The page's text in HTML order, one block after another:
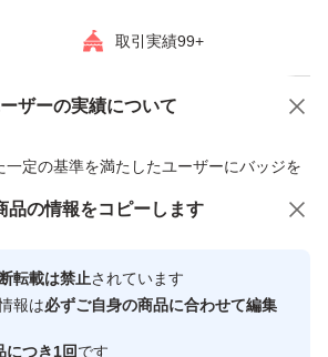
・チョコレート菓子
取引実績99+
ザーの実績について
一定の基準を満たしたユーザーにバッジを
心・安全なユーザーです
商品への質問
品の情報をコピーします
転載は禁止されています
報は必ずご自身の商品に合わせて編集
につき1回です
人にオススメ